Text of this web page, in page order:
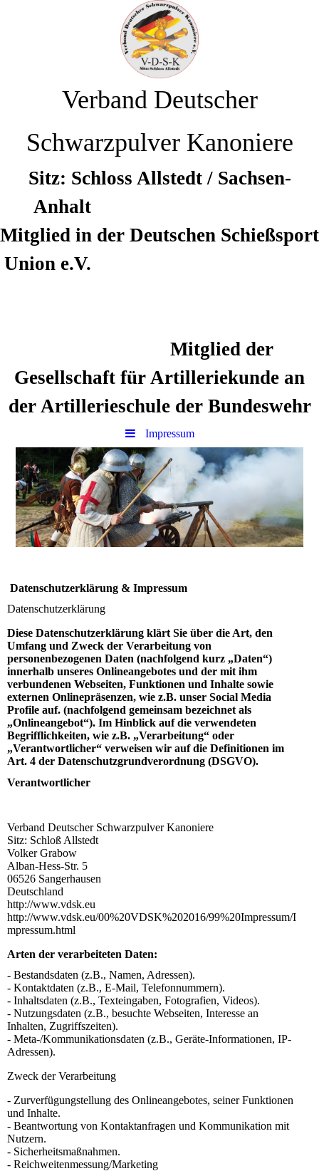
Verband Deutscher
Schwarzpulver Kanoniere
Sitz: Schloss Allstedt / Sachsen-
Anhalt
Mitglied in der Deutschen Schießsport
Union e.V.
Mitglied der
Gesellschaft für Artilleriekunde an
der Artillerieschule der Bundeswehr
Impressum
Datenschutzerklärung & Impressum
Datenschutzerklärung
Diese Datenschutzerklärung klärt Sie über die Art, den
Umfang und Zweck der Verarbeitung von
personenbezogenen Daten (nachfolgend kurz „Daten“)
innerhalb unseres Onlineangebotes und der mit ihm
verbundenen Webseiten, Funktionen und Inhalte sowie
externen Onlinepräsenzen, wie z.B. unser Social Media
Profile auf. (nachfolgend gemeinsam bezeichnet als
„Onlineangebot“). Im Hinblick auf die verwendeten
Begrifflichkeiten, wie z.B. „Verarbeitung“ oder
„Verantwortlicher“ verweisen wir auf die Definitionen im
Art. 4 der Datenschutzgrundverordnung (DSGVO).
Verantwortlicher
Verband Deutscher Schwarzpulver Kanoniere
Sitz: Schloß Allstedt
Volker Grabow
Alban-Hess-Str. 5
06526 Sangerhausen
Deutschland
http://www.vdsk.eu
http://www.vdsk.eu/00%20VDSK%202016/99%20Impressum/I
mpressum.html
Arten der verarbeiteten Daten:
- Bestandsdaten (z.B., Namen, Adressen).
- Kontaktdaten (z.B., E-Mail, Telefonnummern).
- Inhaltsdaten (z.B., Texteingaben, Fotografien, Videos).
- Nutzungsdaten (z.B., besuchte Webseiten, Interesse an
Inhalten, Zugriffszeiten).
- Meta-/Kommunikationsdaten (z.B., Geräte-Informationen, IP-
Adressen).
Zweck der Verarbeitung
- Zurverfügungstellung des Onlineangebotes, seiner Funktionen
und Inhalte.
- Beantwortung von Kontaktanfragen und Kommunikation mit
Nutzern.
- Sicherheitsmaßnahmen.
- Reichweitenmessung/Marketing